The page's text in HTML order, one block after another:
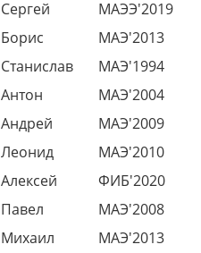
Сергей
МАЭЭ'2019
Борис
МАЭ'2013
Станислав
МАЭ'1994
Антон
МАЭ'2004
Андрей
МАЭ'2009
Леонид
МАЭ'2010
Алексей
ФИБ'2020
Павел
МАЭ'2008
Михаил
МАЭ'2013